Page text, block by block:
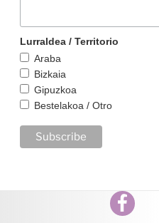
Lurraldea / Territorio
Araba
Bizkaia
Gipuzkoa
Bestelakoa / Otro